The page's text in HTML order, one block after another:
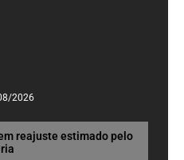
2026
reajuste estimado pelo